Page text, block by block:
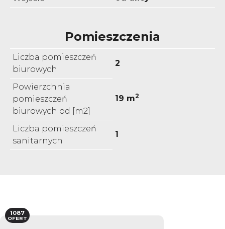
Pomieszczenia
Liczba pomieszczeń
biurowych
2
Powierzchnia
pomieszczeń
biurowych od [m2]
19 m2
Liczba pomieszczeń
sanitarnych
1
1087
OFERT